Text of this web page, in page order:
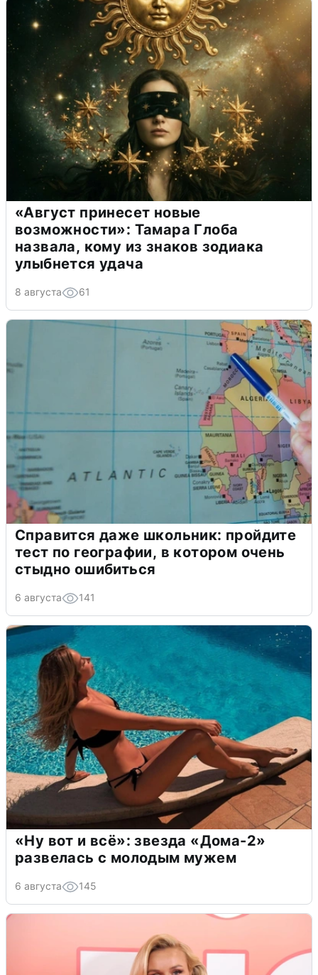
«Август принесет новые
возможности»: Тамара Глоба
назвала, кому из знаков зодиака
улыбнется удача
8 августа 61
Справится даже школьник: пройдите
тест по географии, в котором очень
стыдно ошибиться
6 августа 141
«Ну вот и всё»: звезда «Дома-2»
развелась с молодым мужем
6 августа 145